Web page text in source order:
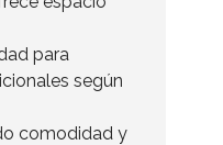
para
según
comodidad y